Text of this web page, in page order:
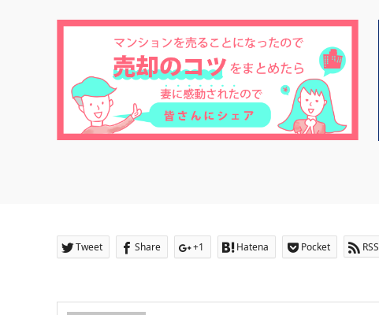
Tweet Share +1 Hatena Pocket RSS